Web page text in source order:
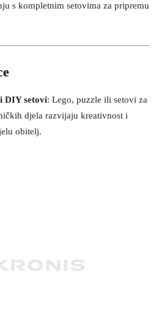
s kompletnim setovima za pripremu
DIY setovi: Lego, puzzle ili setovi za
djela razvijaju kreativnost i
obitelj​.